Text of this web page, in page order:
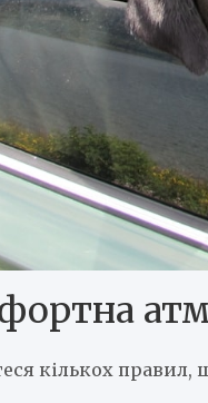
кількох правил,